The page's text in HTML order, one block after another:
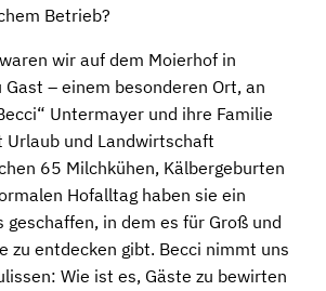
Betrieb?
wir auf dem Moierhof in
Gast – einem besonderen Ort, an
Untermayer und ihre Familie
Urlaub und Landwirtschaft
65 Milchkühen, Kälbergeburten
Hofalltag haben sie ein
geschaffen, in dem es für Groß und
zu entdecken gibt. Becci nimmt uns
Wie ist es, Gäste zu bewirten